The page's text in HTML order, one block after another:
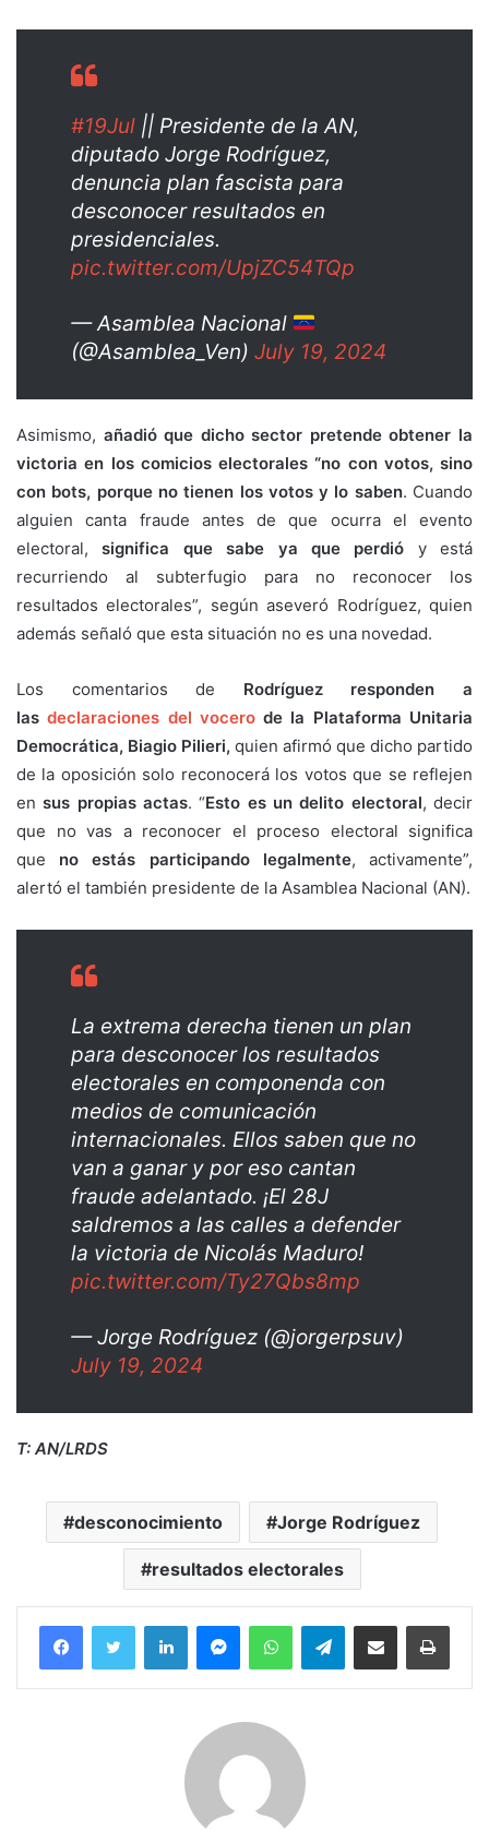
#19Jul || Presidente de la AN,
diputado Jorge Rodríguez,
denuncia plan fascista para
desconocer resultados en
presidenciales.
pic.twitter.com/UpjZC54TQp
— Asamblea Nacional
(@Asamblea_Ven) July 19, 2024
Asimismo, añadió que dicho sector pretende obtener la
victoria en los comicios electorales “no con votos, sino
con bots, porque no tienen los votos y lo saben. Cuando
alguien canta fraude antes de que ocurra el evento
electoral,significa que sabe ya que perdió y está
recurriendo al subterfugio para no reconocer los
resultados electorales”, según aseveró Rodríguez, quien
además señaló que esta situación no es una novedad.
Los comentarios de Rodríguez responden a
lasdeclaraciones del vocerode la Plataforma Unitaria
Democrática, Biagio Pilieri, quien afirmó que dicho partido
de la oposición solo reconocerá los votos que se reflejen
ensus propias actas. “Esto es un delito electoral, decir
que no vas a reconocer el proceso electoral significa
que no estás participando legalmente, activamente”,
alertó el también presidente de la Asamblea Nacional (AN).
La extrema derecha tienen un plan
para desconocer los resultados
electorales en componenda con
medios de comunicación
internacionales. Ellos saben que no
van a ganar y por eso cantan
fraude adelantado. ¡El 28J
saldremos a las calles a defender
la victoria de Nicolás Maduro!
pic.twitter.com/Ty27Qbs8mp
— Jorge Rodríguez (@jorgerpsuv)
July 19, 2024
T: AN/LRDS
desconocimiento Jorge Rodríguez
resultados electorales
FacebookTwitter LinkedInMessengerWhatsAppTelegramCompartir por correo electrónico